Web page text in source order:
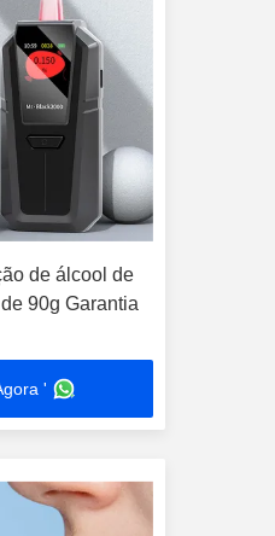
de álcool de
90g Garantia
'